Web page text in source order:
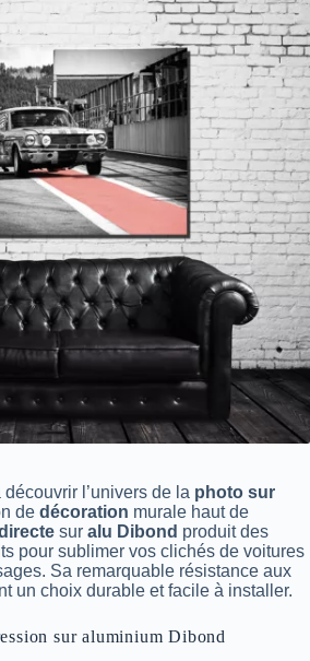
l’univers de la photo sur
de décoration murale haut de
sur alu Dibond produit des
pour sublimer vos clichés de voitures
Sa remarquable résistance aux
un choix durable et facile à installer.
sur aluminium Dibond